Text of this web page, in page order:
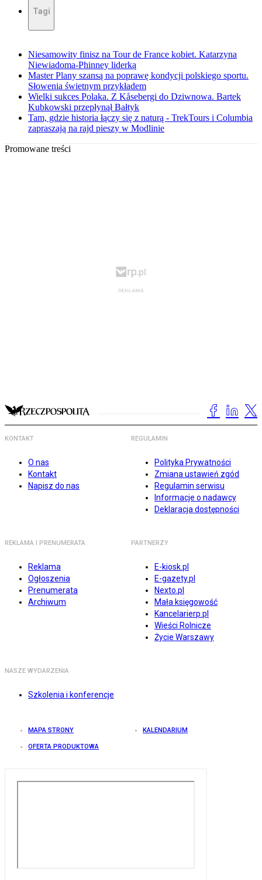
Tagi
Niesamowity finisz na Tour de France kobiet. Katarzyna
Niewiadoma-Phinney liderką
Master Plany szansą na poprawę kondycji polskiego sportu.
Słowenia świetnym przykładem
Wielki sukces Polaka. Z Kåsebergi do Dziwnowa. Bartek
Kubkowski przepłynął Bałtyk
Tam, gdzie historia łączy się z naturą - TrekTours i Columbia
zapraszają na rajd pieszy w Modlinie
Promowane treści
KONTAKT
O nas
Kontakt
Napisz do nas
REGULAMIN
Polityka Prywatności
Zmiana ustawień zgód
Regulamin serwisu
Informacje o nadawcy
Deklaracja dostępności
REKLAMA I PRENUMERATA
Reklama
Ogłoszenia
Prenumerata
Archiwum
PARTNERZY
E-kiosk.pl
E-gazety.pl
Nexto.pl
Mała księgowość
Kancelarierp.pl
Wieści Rolnicze
Życie Warszawy
NASZE WYDARZENIA
Szkolenia i konferencje
MAPA STRONY KALENDARIUM
OFERTA PRODUKTOWA